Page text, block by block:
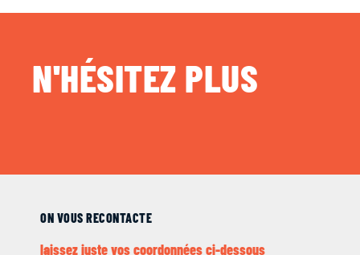
N'HÉSITEZ PLUS
ON VOUS RECONTACTE
laissez juste vos coordonnées ci-dessous